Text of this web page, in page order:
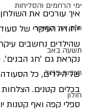
ימי הרחמים והסליחות
ת"ת אור המאיר
תשעה באב
חרבות ברזל
חולון
איך עורכים את
ייחודה העיקרי של
שהילדים נחשבים
נקראת גם 'חג
של הילדים, כל
בכלים קטנים.
ספלי קפה ואף קטנות